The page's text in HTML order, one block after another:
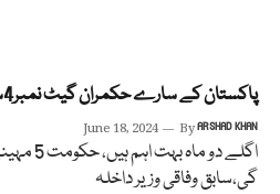
پاکستان کے سارے حکمران گیٹ نمبر4سے نکلے ہیں، شیخ رشید
June 18, 2024 ByARSHAD KHAN
اگلے دو
گی،سابق وفاقی وزیر داخلہ